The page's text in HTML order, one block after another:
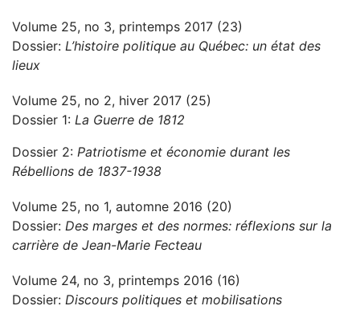
Volume 25, no 3, printemps 2017 (23)
Dossier: L’histoire politique au Québec: un état des
lieux
Volume 25, no 2, hiver 2017 (25)
Dossier 1: La Guerre de 1812
Dossier 2: Patriotisme et économie durant les
Rébellions de 1837-1938
Volume 25, no 1, automne 2016 (20)
Dossier: Des marges et des normes: réflexions sur la
carrière de Jean-Marie Fecteau
Volume 24, no 3, printemps 2016 (16)
Dossier: Discours politiques et mobilisations